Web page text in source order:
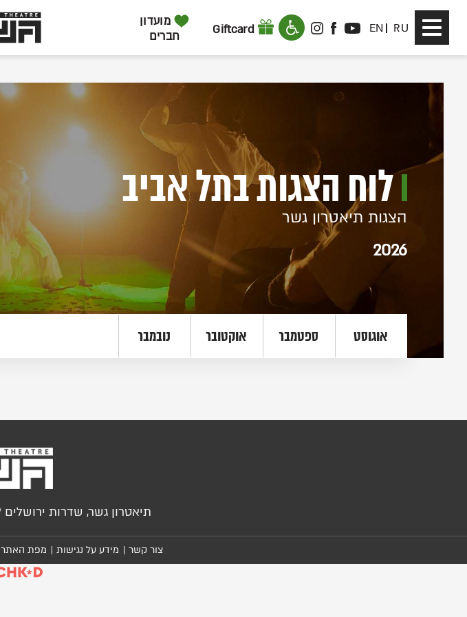
דלג לסרגל הניווט
דלג לתוכן
Toggle
navigation
RU
EN
Giftcard
מועדון
חברים
תיאטרון
גשר,
הצגות
בתל
לוח הצגות בתל אביב
הצגות תיאטרון גשר
2026
אוגוסט ספטמבר אוקטובר נובמבר
תיאטרון גשר, שדרות ירושלים 9, תל אביב-יפו 03-5157000
צור קשר מידע על נגישות מפת האתר